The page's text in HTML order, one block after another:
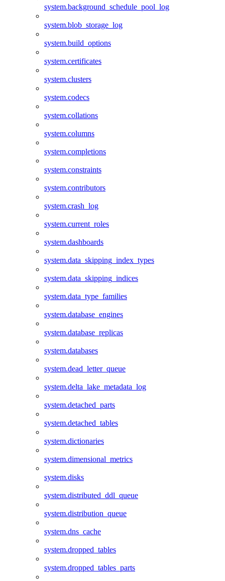
system.background_schedule_pool_log
system.blob_storage_log
system.build_options
system.certificates
system.clusters
system.codecs
system.collations
system.columns
system.completions
system.constraints
system.contributors
system.crash_log
system.current_roles
system.dashboards
system.data_skipping_index_types
system.data_skipping_indices
system.data_type_families
system.database_engines
system.database_replicas
system.databases
system.dead_letter_queue
system.delta_lake_metadata_log
system.detached_parts
system.detached_tables
system.dictionaries
system.dimensional_metrics
system.disks
system.distributed_ddl_queue
system.distribution_queue
system.dns_cache
system.dropped_tables
system.dropped_tables_parts